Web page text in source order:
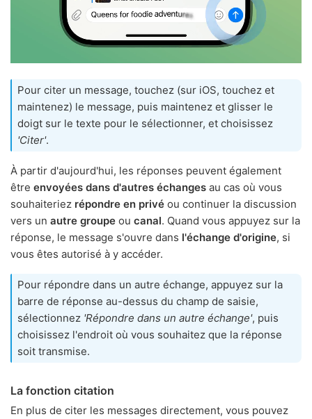
Pour citer un message, touchez (sur iOS, touchez et
maintenez) le message, puis maintenez et glisser le
doigt sur le texte pour le sélectionner, et choisissez
'Citer'.
À partir d'aujourd'hui, les réponses peuvent également
être envoyées dans d'autres échanges au cas où vous
souhaiteriez répondre en privé ou continuer la discussion
vers un autre groupe ou canal. Quand vous appuyez sur la
réponse, le message s'ouvre dans l'échange d'origine, si
vous êtes autorisé à y accéder.
Pour répondre dans un autre échange, appuyez sur la
barre de réponse au-dessus du champ de saisie,
sélectionnez 'Répondre dans un autre échange', puis
choisissez l'endroit où vous souhaitez que la réponse
soit transmise.
La fonction citation
En plus de citer les messages directement, vous pouvez